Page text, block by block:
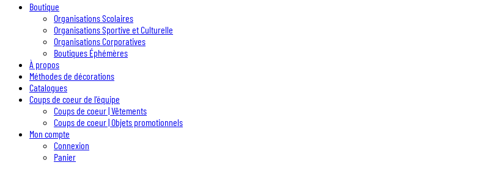
Boutique
Organisations Scolaires
Organisations Sportive et Culturelle
Organisations Corporatives
Boutiques Éphémères
À propos
Méthodes de décorations
Catalogues
Coups de coeur de l’équipe
Coups de coeur | Vêtements
Coups de coeur | Objets promotionnels
Mon compte
Connexion
Panier